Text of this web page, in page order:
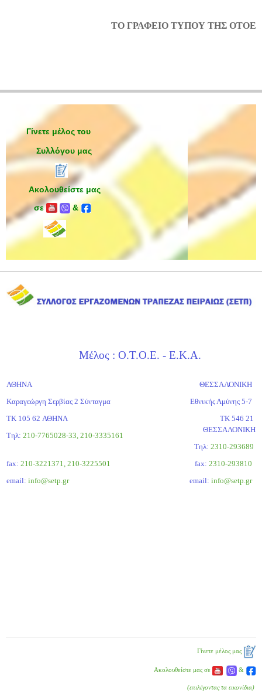
ΤΟ ΓΡΑΦΕΙΟ ΤΥΠΟΥ ΤΗΣ ΟΤΟΕ
Γίνετε μέλος του
Συλλόγου μας
Ακολουθείστε μας
σε
&
Μέλος : Ο.Τ.Ο.Ε. - Ε.Κ.Α.
ΑΘΗΝΑ
Καραγεώργη Σερβίας 2 Σύνταγμα
ΤΚ 105 62 ΑΘΗΝΑ
Τηλ: 210-7765028-33, 210-3335161
fax: 210-3221371, 210-3225501
email: info@setp.gr
ΘΕΣΣΑΛΟΝΙΚΗ
Εθνικής Αμύνης 5-7
ΤΚ 546 21
ΘΕΣΣΑΛΟΝΙΚΗ
Tηλ: 2310-293689
fax: 2310-293810
email: info@setp.gr
Γίνετε μέλος μας
Ακολουθείστε μας σε &
(επιλέγοντας τα εικονίδια)